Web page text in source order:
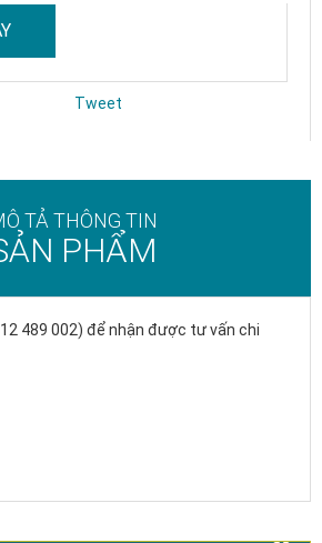
Tweet
TẢ THÔNG TIN
PHẨM
489 002) để nhận được tư vấn chi